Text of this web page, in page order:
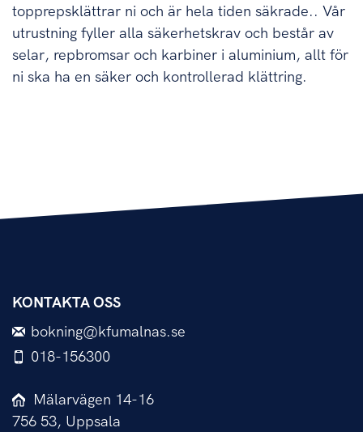
topprepsklättrar ni och är hela tiden säkrade.. Vår
utrustning fyller alla säkerhetskrav och består av
selar, repbromsar och karbiner i aluminium, allt för
ni ska ha en säker och kontrollerad klättring.
KONTAKTA OSS
bokning@kfumalnas.se
018-156300
Mälarvägen 14-16
756 53, Uppsala